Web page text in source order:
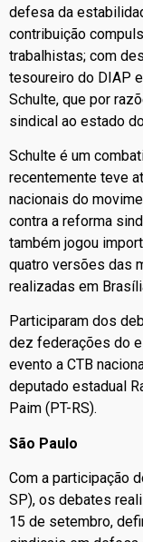
defesa da
contribuição
trabalhistas; com
tesoureiro do DIAP
Schulte, que por
sindical ao estado
Schulte é um
recentemente teve
nacionais do
contra a reforma
também jogou
quatro versões das
realizadas em
Participaram dos
dez federações do
evento a CTB
deputado estadual
Paim (PT-RS).
São Paulo
Com a participação
SP), os debates
15 de setembro,